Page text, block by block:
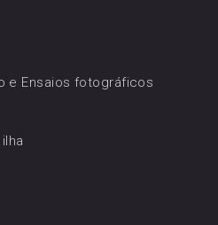
e Ensaios fotográficos